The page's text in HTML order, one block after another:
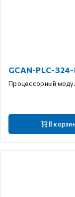
GCAN-PLC-324-
Процессорный
В